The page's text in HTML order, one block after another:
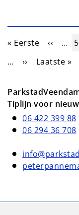
Paginering
Eerste pagina
« Eerste Vorige
‹‹ …
…
Volgende
›› Laatste
Laatste »
Tiplijn voor
06 422 399 88
06 294 36 708